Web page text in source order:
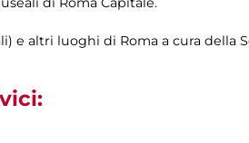
e altri luoghi di Roma a cura della